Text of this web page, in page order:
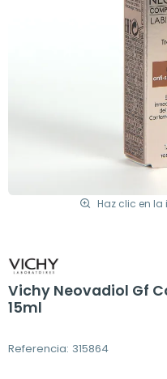
Haz clic en
Vichy Neovadiol Gf
15ml
Referencia: 315864